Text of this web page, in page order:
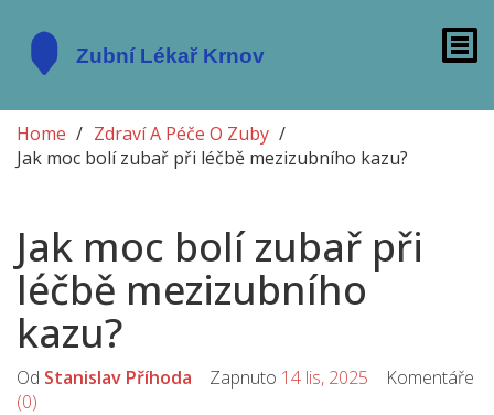
Home
Zdraví A Péče O Zuby
Jak moc bolí zubař při léčbě mezizubního kazu?
Jak moc bolí zubař při
léčbě mezizubního
kazu?
Od Stanislav Příhoda Zapnuto 14 lis, 2025 Komentáře
(0)